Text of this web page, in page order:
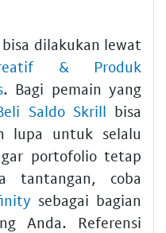
dilakukan lewat
& Produk
. Bagi pemain yang
Saldo Skrill bisa
lupa untuk selalu
portofolio tetap
tantangan, coba
sebagai bagian
Anda. Referensi